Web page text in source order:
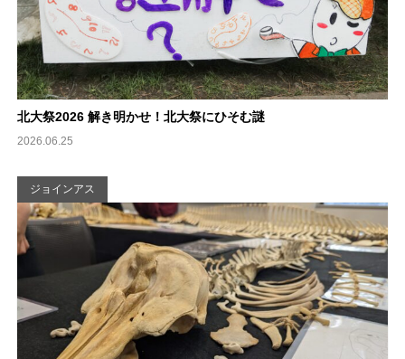
北大祭2026 解き明かせ！北大祭にひそむ謎
2026.06.25
ジョインアス